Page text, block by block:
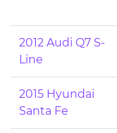
2012 Audi Q7 S-
Line
2015 Hyundai
Santa Fe